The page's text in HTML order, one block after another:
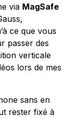
via MagSafe
ce que vous
passer des
verticale
lors de mes
sans en
rester fixé à